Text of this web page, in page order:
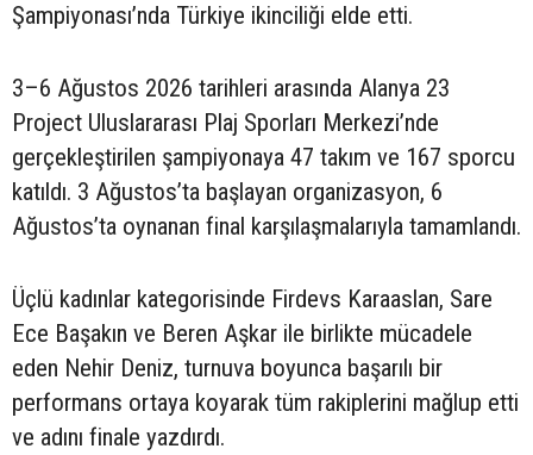
Şampiyonası’nda Türkiye ikinciliği elde etti.
3–6 Ağustos 2026 tarihleri arasında Alanya 23
Project Uluslararası Plaj Sporları Merkezi’nde
gerçekleştirilen şampiyonaya 47 takım ve 167 sporcu
katıldı. 3 Ağustos’ta başlayan organizasyon, 6
Ağustos’ta oynanan final karşılaşmalarıyla tamamlandı.
Üçlü kadınlar kategorisinde Firdevs Karaaslan, Sare
Ece Başakın ve Beren Aşkar ile birlikte mücadele
eden Nehir Deniz, turnuva boyunca başarılı bir
performans ortaya koyarak tüm rakiplerini mağlup etti
ve adını finale yazdırdı.